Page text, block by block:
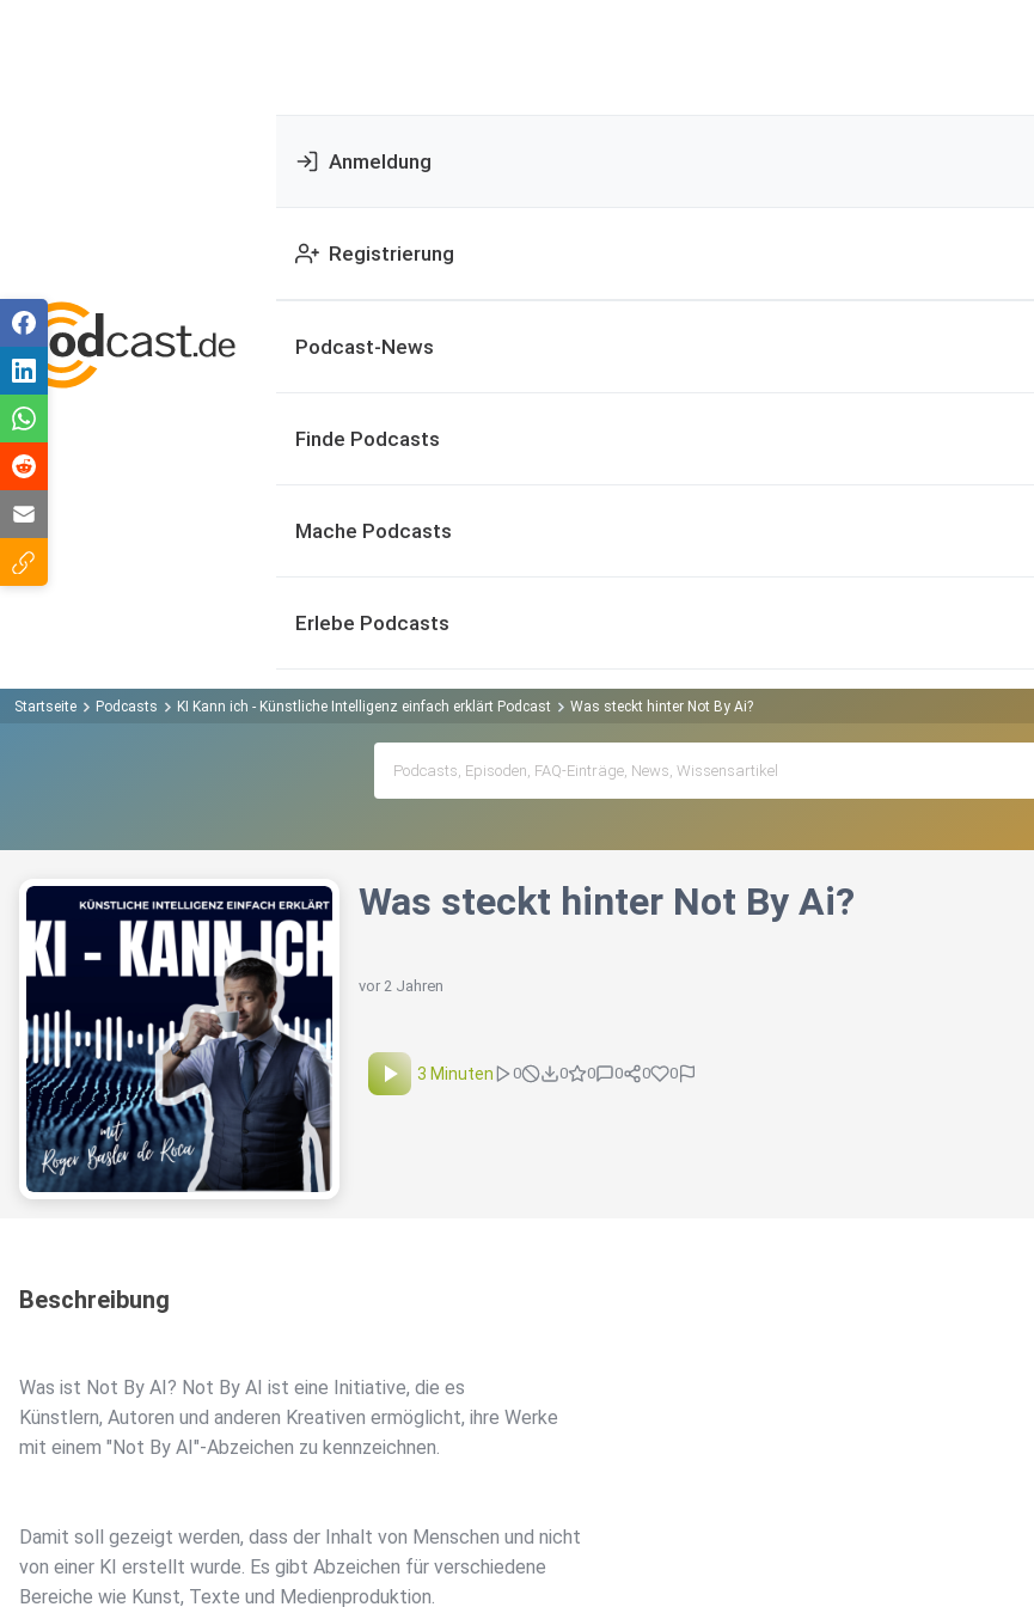
Anmeldung
Registrierung
Podcast-News
Finde Podcasts
Mache Podcasts
Erlebe Podcasts
Startseite Podcasts KI Kann ich - Künstliche Intelligenz einfach erklärt Podcast Was steckt hinter Not By Ai?
Was steckt hinter Not By Ai?
vor 2 Jahren
3 Minuten 0 0 0 0 0 0
Beschreibung
Was ist Not By AI? Not By AI ist eine Initiative, die es
Künstlern, Autoren und anderen Kreativen ermöglicht, ihre Werke
mit einem "Not By AI"-Abzeichen zu kennzeichnen.
Damit soll gezeigt werden, dass der Inhalt von Menschen und nicht
von einer KI erstellt wurde. Es gibt Abzeichen für verschiedene
Bereiche wie Kunst, Texte und Medienproduktion.